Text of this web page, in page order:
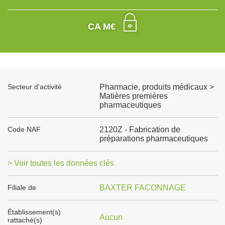
CA M€
Secteur d'activité
Pharmacie, produits médicaux >
Matières premières
pharmaceutiques
Code NAF
2120Z - Fabrication de
préparations pharmaceutiques
> Voir toutes les données clés
Filiale de BAXTER FACONNAGE
Établissement(s)
rattaché(s)
Aucun